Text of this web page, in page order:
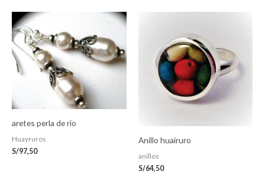
aretes perla de rio
Huayruros
S/97,50
Anillo huairuro
anillos
S/64,50